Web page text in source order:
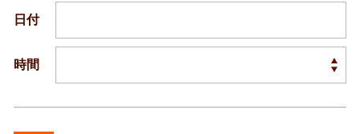
日付
時間